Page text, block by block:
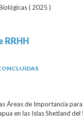
( 2025 )
RRHH
Áreas de Importancia
en las Islas Shetland del